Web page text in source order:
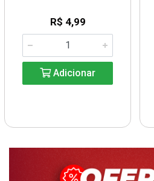
R$ 4,99
Adicionar